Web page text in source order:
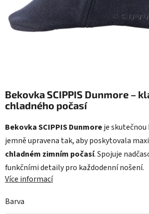
Bekovka SCIPPIS Dunmore –
chladného počasí
Bekovka SCIPPIS Dunmoreje
jemně upravena tak, aby poskytovala
chladném zimním počasí. Spojuje
funkčními detaily pro každodenní nošení.
Více informací
Barva